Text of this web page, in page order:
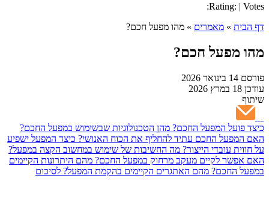
Rating: | Votes:
דף הבית » מאמרים » מהו מפעל חכם?
מהו מפעל חכם?
פורסם
עודכן
שיתוף
כיצד פועל המפעל החכם? מהן הטכנולוגיות שבשימוש במפעל החכם?
האם המפעל החכם עתיד להחליף את הכוח האנושי? כיצד המפעל ישפיע
על חווית עובדי הייצור? מה החשיבות של שימוש במחשוב הקצה במפעל?
האם אפשר לקיים מעקב מרחוק במפעל החכם? מהם היתרונות הקיימים
במפעל החכם? מהם האתגרים הקיימים בהקמת המפעל? לסיכום